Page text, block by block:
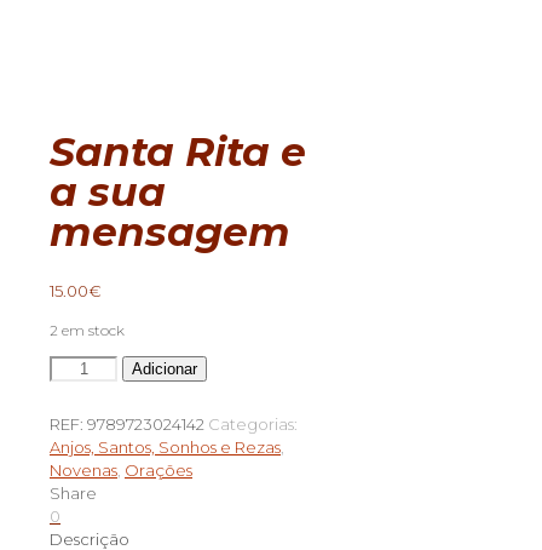
Santa Rita e
a sua
mensagem
15.00€
2 em stock
Quantidade
de
Rita
e
a
sua
mensagem
Adicionar
REF: 9789723024142 Categorias:
Anjos, Santos, Sonhos e Rezas
Novenas Orações
Share
0
Descrição